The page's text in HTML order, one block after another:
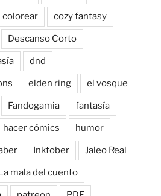
colorear cozy fantasy
Descanso Corto
dnd
elden ring el vosque
Fandogamia fantasía
hacer cómics humor
Inktober Jaleo Real
mala del cuento